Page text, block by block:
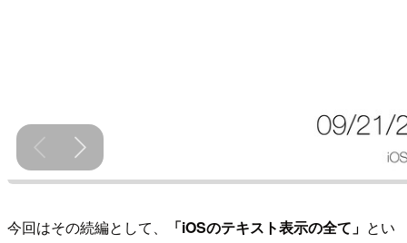
今回はその続編として、 「iOSのテキスト表示の全て」 とい